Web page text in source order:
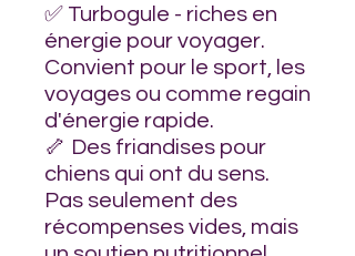
✅ Turbogule - riches en
énergie pour voyager.
Convient pour le sport, les
voyages ou comme regain
d'énergie rapide.
🦴 Des friandises pour
chiens qui ont du sens.
Pas seulement des
récompenses vides, mais